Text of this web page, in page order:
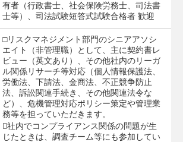
有者（行政書士、社会保険労務士、司法書
士等）、司法試験短答式試験合格者 歓迎
□リスクマネジメント部門のシニアアソシ
エイト（非管理職）として、主に契約書レ
ビュー（英文あり）、その他社内のリーガ
ル関係リサーチ等対応（個人情報保護法、
労働法、下請法、金商法、不正競争防止
法、訴訟関連手続き、その他関連法令な
ど）、危機管理対応ポリシー策定や管理業
務等を担っていただきます。
社内でコンプライアンス関係の問題が生
じたときは、調査チーム等にも参加してい